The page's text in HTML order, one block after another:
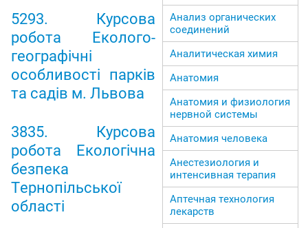
5293. Курсова
робота Еколого-
географічні
особливості парків
та садів м. Львова
3835. Курсова
робота Екологічна
безпека
Тернопільської
області
Анализ органических
соединений
Аналитическая химия
Анатомия
Анатомия и физиология
нервной системы
Анатомия человека
Анестезиология и
интенсивная терапия
Аптечная технология
лекарств